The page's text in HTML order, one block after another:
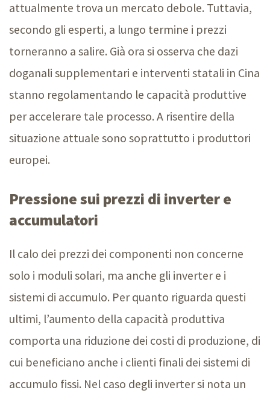
attualmente trova un mercato debole. Tuttavia,
secondo gli esperti, a lungo termine i prezzi
torneranno a salire. Già ora si osserva che dazi
doganali supplementari e interventi statali in Cina
stanno regolamentando le capacità produttive
per accelerare tale processo. A risentire della
situazione attuale sono soprattutto i produttori
europei.
Pressione sui prezzi di inverter e
accumulatori
Il calo dei prezzi dei componenti non concerne
solo i moduli solari, ma anche gli inverter e i
sistemi di accumulo. Per quanto riguarda questi
ultimi, l’aumento della capacità produttiva
comporta una riduzione dei costi di produzione, di
cui beneficiano anche i clienti finali dei sistemi di
accumulo fissi. Nel caso degli inverter si nota un